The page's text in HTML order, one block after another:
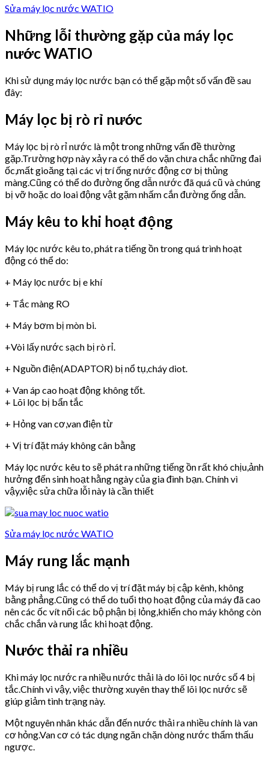
Sửa máy lọc nước WATIO
Những lỗi thường gặp của máy lọc
nước WATIO
Khi sử dụng máy lọc nước bạn có thể gặp một số vấn đề sau
đây:
Máy lọc bị rò rỉ nước
Máy lọc bị rò rỉ nước là một trong những vấn đề thường
gặp.Trường hợp này xảy ra có thể do vặn chưa chắc những đai
ốc,mất gioăng tại các vị trí ống nước động cơ bị thủng
màng.Cũng có thể do đường ống dẫn nước đã quá cũ và chúng
bị vỡ hoặc do loai động vật gặm nhấm cắn đường ống dẫn.
Máy kêu to khi hoạt động
Máy lọc nước kêu to, phát ra tiếng ồn trong quá trình hoạt
động có thể do:
+ Máy lọc nước bị e khí
+ Tắc màng RO
+ Máy bơm bị mòn bi.
+Vòi lấy nước sạch bị rò rỉ.
+ Nguồn điện(ADAPTOR) bị nổ tụ,cháy diot.
+ Van áp cao hoạt động không tốt.
+ Lõi lọc bị bẩn tắc
+ Hỏng van cơ,van điện từ
+ Vị trí đặt máy không cân bằng
Máy lọc nước kêu to sẽ phát ra những tiếng ồn rất khó chịu,ảnh
hưởng đến sinh hoạt hằng ngày của gia đình bạn. Chính vì
vậy,việc sửa chữa lỗi này là cần thiết
Sửa máy lọc nước WATIO
Máy rung lắc mạnh
Máy bị rung lắc có thể do vị trí đặt máy bị cập kênh, không
bằng phẳng.Cũng có thể do tuổi thọ hoạt động của máy đã cao
nên các ốc vít nối các bộ phận bị lỏng,khiến cho máy không còn
chắc chắn và rung lắc khi hoạt động.
Nước thải ra nhiều
Khi máy lọc nước ra nhiều nước thải là do lõi lọc nước số 4 bị
tắc.Chính vì vậy, việc thường xuyên thay thế lõi lọc nước sẽ
giúp giảm tình trạng này.
Một nguyên nhân khác dẫn đến nước thải ra nhiều chính là van
cơ hỏng.Van cơ có tác dụng ngăn chặn dòng nước thẩm thấu
ngược.